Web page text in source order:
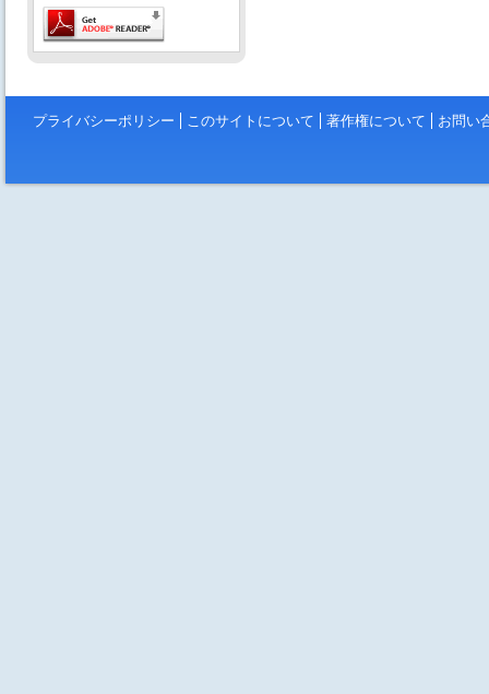
プライバシーポリシー このサイトについて 著作権について お問い